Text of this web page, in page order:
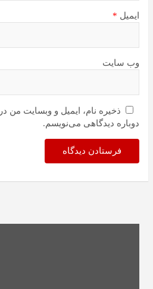
ایمیل *
وب‌ سایت
ذخیره نام، ایمیل و وبسایت من
دوباره دیدگاهی می‌نویسم.